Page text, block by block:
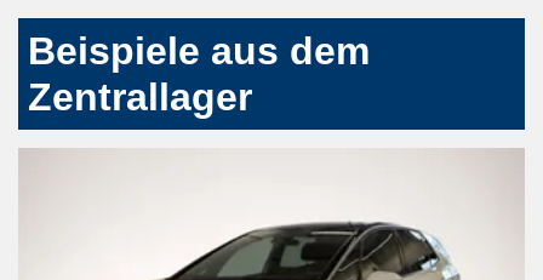
Beispiele aus dem
Zentrallager